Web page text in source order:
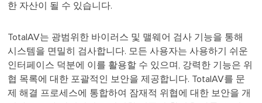
한 자산이 될 수 있습니다.
TotalAV는 광범위한 바이러스 및 맬웨어 검사 기능을 통해
시스템을 면밀히 검사합니다. 모든 사용자는 사용하기 쉬운
인터페이스 덕분에 이를 활용할 수 있으며, 강력한 기능은 위
협 목록에 대한 포괄적인 보안을 제공합니다. TotalAV를 문
제 해결 프로세스에 통합하여 잠재적 위협에 대한 보안을 개